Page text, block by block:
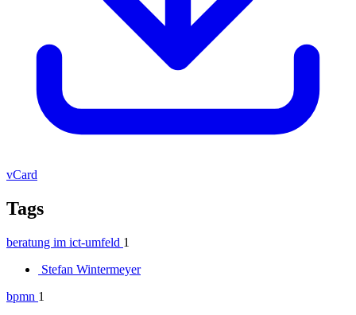
vCard
Tags
beratung im ict-umfeld 1
Stefan Wintermeyer
bpmn 1